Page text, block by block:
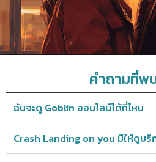
คำถามที่พ
ฉันจะดู Goblin ออนไลน์ได้ที่ไหน
Crash Landing on you มีให้ดูบริ